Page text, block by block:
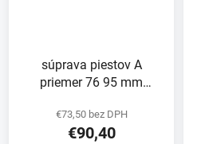
súprava piestov A
priemer 76 95 mm
PISTON
€73,50 bez DPH
€90,40